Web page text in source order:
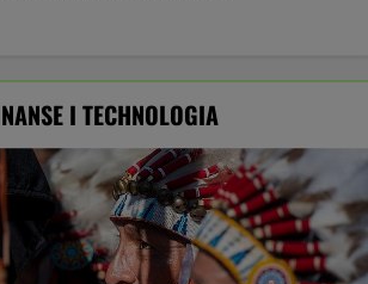
I TECHNOLOGIA